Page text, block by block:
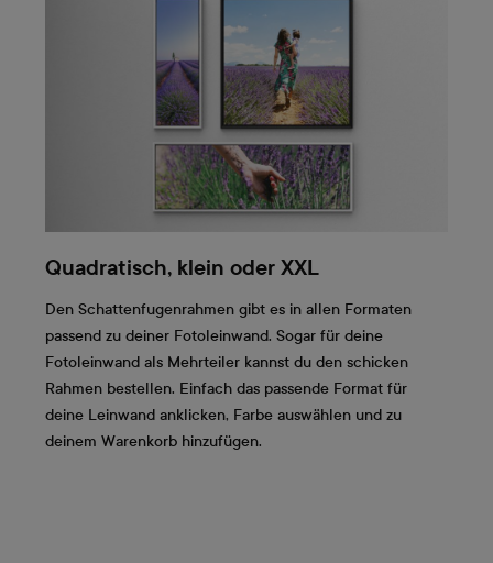
Quadratisch, klein oder XXL
Den Schattenfugenrahmen gibt es in allen Formaten
passend zu deiner Fotoleinwand. Sogar für deine
Fotoleinwand als Mehrteiler kannst du den schicken
Rahmen bestellen. Einfach das passende Format für
deine Leinwand anklicken, Farbe auswählen und zu
deinem Warenkorb hinzufügen.